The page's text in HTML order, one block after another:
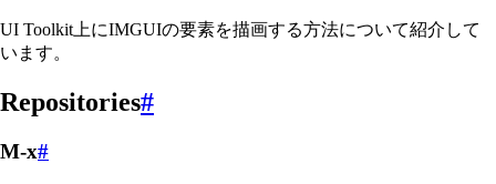
UI Toolkit上にIMGUIの要素を描画する方法について紹介して
います。
Repositories#
M-x#